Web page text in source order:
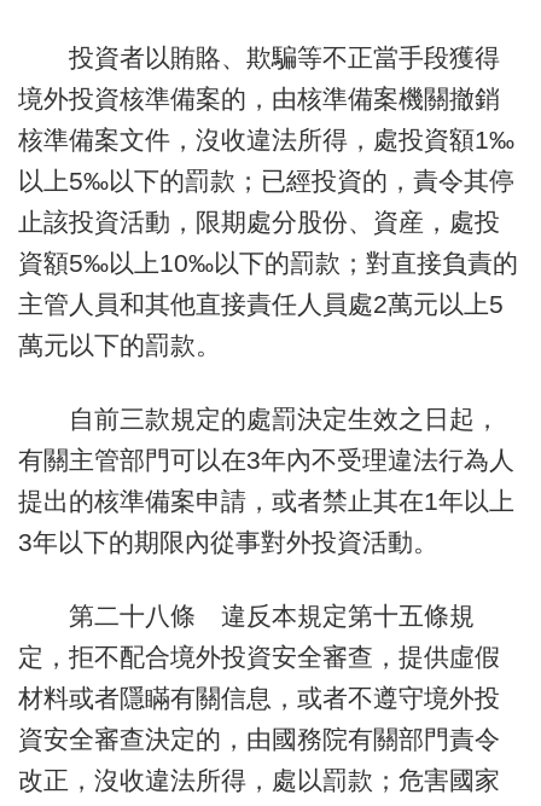
投資者以賄賂、欺騙等不正當手段獲得
境外投資核準備案的，由核準備案機關撤銷
核準備案文件，沒收違法所得，處投資額1‰
以上5‰以下的罰款；已經投資的，責令其停
止該投資活動，限期處分股份、資産，處投
資額5‰以上10‰以下的罰款；對直接負責的
主管人員和其他直接責任人員處2萬元以上5
萬元以下的罰款。
自前三款規定的處罰決定生效之日起，
有關主管部門可以在3年內不受理違法行為人
提出的核準備案申請，或者禁止其在1年以上
3年以下的期限內從事對外投資活動。
第二十八條 違反本規定第十五條規
定，拒不配合境外投資安全審查，提供虛假
材料或者隱瞞有關信息，或者不遵守境外投
資安全審查決定的，由國務院有關部門責令
改正，沒收違法所得，處以罰款；危害國家